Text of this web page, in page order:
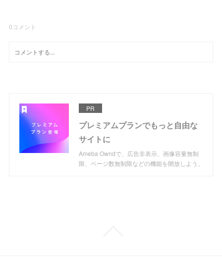
0コメント
PR
プレミアムプランでもっと自由な
サイトに
Ameba Owndで、広告非表示、画像容量無制
限、ページ数無制限などの機能を開放しよう。